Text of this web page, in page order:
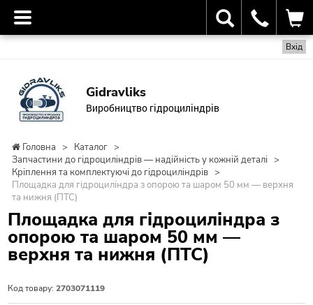
Вхід
Gidravliks
Виробництво гідроциліндрів
Головна > Каталог >
Запчастини до гідроциліндрів — надійність у кожній деталі >
Кріплення та комплектуючі до гідроциліндрів >
Площадка для гідроциліндра з опорою та шаром 50 мм — верхня
та нижня (ПТС)
Площадка для гідроциліндра з
опорою та шаром 50 мм —
верхня та нижня (ПТС)
Код товару: 2703071119